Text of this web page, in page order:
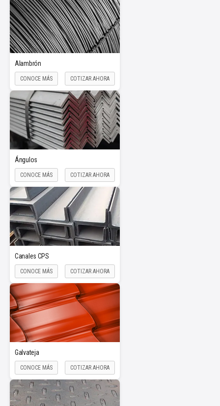
Alambrón
CONOCE MÁS COTIZAR AHORA
Ángulos
CONOCE MÁS COTIZAR AHORA
Canales CPS
CONOCE MÁS COTIZAR AHORA
Galvateja
CONOCE MÁS COTIZAR AHORA